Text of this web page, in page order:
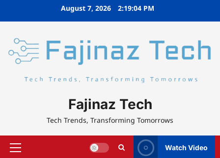
August 7, 2026 2:19:05 PM
Fajinaz Tech
Tech Trends, Transforming Tomorrows
Primary
Watch Video